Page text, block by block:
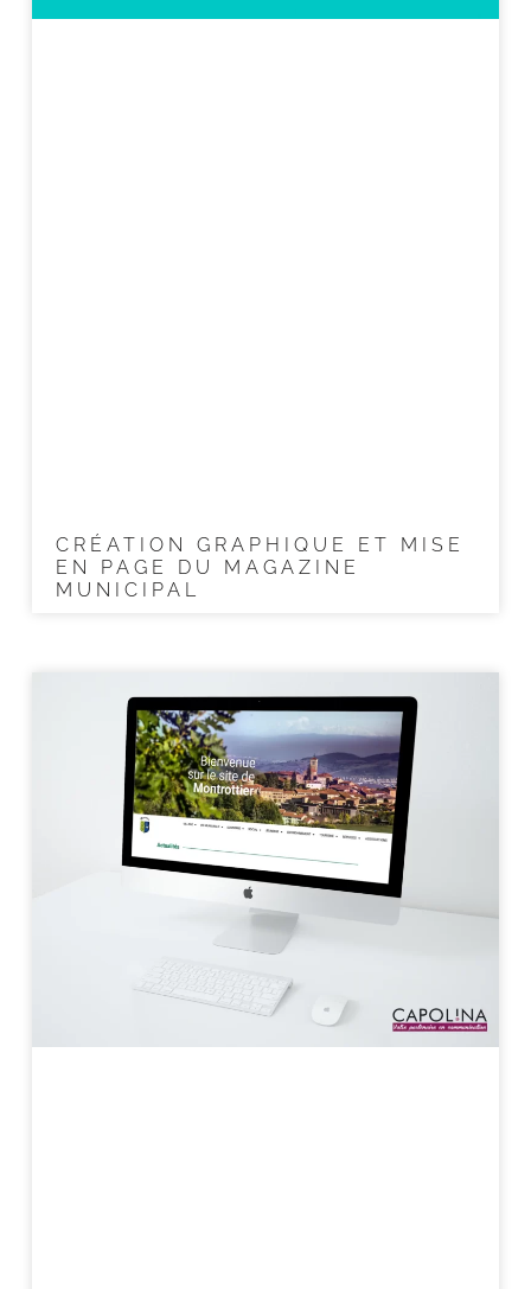
CRÉATION GRAPHIQUE ET MISE
EN PAGE DU MAGAZINE
MUNICIPAL